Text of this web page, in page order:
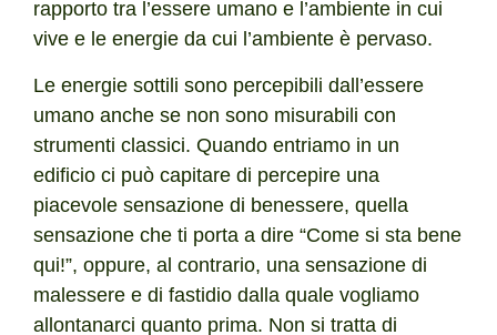
rapporto tra l’essere umano e l’ambiente in cui
vive e le energie da cui l’ambiente è pervaso.
Le energie sottili sono percepibili dall’essere
umano anche se non sono misurabili con
strumenti classici. Quando entriamo in un
edificio ci può capitare di percepire una
piacevole sensazione di benessere, quella
sensazione che ti porta a dire “Come si sta bene
qui!”, oppure, al contrario, una sensazione di
malessere e di fastidio dalla quale vogliamo
allontanarci quanto prima. Non si tratta di